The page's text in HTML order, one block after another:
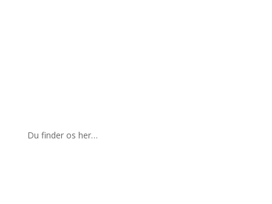
Du finder os her…